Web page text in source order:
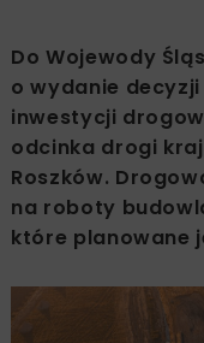
Do Wojewody
o wydanie
inwestycji
odcinka drogi
Roszków.
na roboty
które planowane